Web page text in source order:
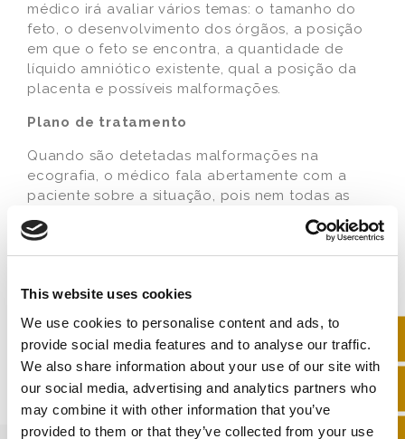
This website uses cookies
We use cookies to personalise content and ads, to
provide social media features and to analyse our traffic.
We also share information about your use of our site with
our social media, advertising and analytics partners who
may combine it with other information that you’ve
provided to them or that they’ve collected from your use
médico irá avaliar vários temas: o tamanho do
feto, o desenvolvimento dos órgãos, a posição
em que o feto se encontra, a quantidade de
líquido amniótico existente, qual a posição da
placenta e possíveis malformações.
Plano de tratamento
Quando são detetadas malformações na
ecografia, o médico fala abertamente com a
paciente sobre a situação, pois nem todas as
malformações têm influência na saúde e no
desenvolvimento do feto, tal como outras que
são graves por afetarem tanto o feto como a
amniocentese ou a ressonância magnética fetal
irão permitir analisar em maior detalhe as
malformações existentes. Com base nos
resultados, o médico determinará se será
necessário ter uma monitorização mais regular
da gravidez ou se é necessário considerar a
interrupção da mesma.